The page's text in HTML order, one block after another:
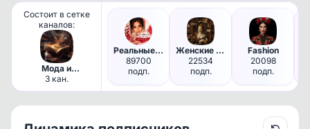
Состоит в сетке
каналов:
Мода и
психология
3 кан.
Реальные истории
89700
подп.
Женские тайны
22534
подп.
Fashion
20098
подп.